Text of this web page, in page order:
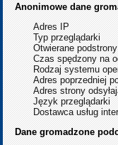
Anonimowe dane
Adres IP
Typ przeglądarki
Otwierane
Czas spędzony na
Rodzaj systemu
Adres poprzedniej
Adres strony
Język przeglądarki
Dostawca usług
Dane gromadzone